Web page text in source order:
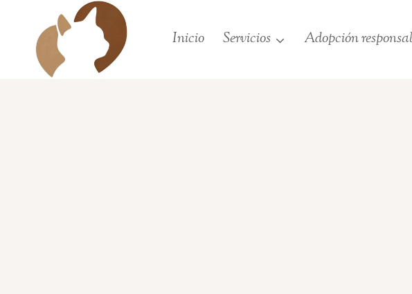
contenido
Inicio Servicios Adopción